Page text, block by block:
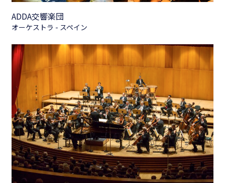
ADDA交響楽団
オーケストラ - スペイン